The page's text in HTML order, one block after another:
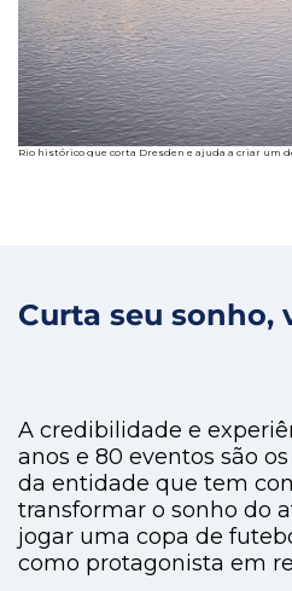
Rio histórico que corta Dresden e ajuda a criar um
Curta seu sonho,
A credibilidade e
anos e 80 eventos são
da entidade que tem
transformar o sonho do
jogar uma copa de
como protagonista em